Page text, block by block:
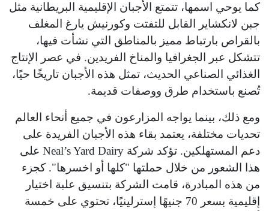
كما يوحي اسمها، تتمتع الأجبان الإقليمية البريطانية مثل
جبن لانكشاير القابل للتفتت وكورنيش يارغ المغلف
بالقراص بارتباط مميز بالمناطق التي نشأت فيها،
تتشكل عبر الجغرافيا والمناخ الفريدين. في عصر الإنتاج
الغذائي الصناعي الحديث، تمثل هذه الأجبان تاريخًا حيًا،
تُصنع باستخدام طرق ووصفات قديمة.
ومع ذلك، بينما يواجه المزارعون في جميع أنحاء العالم
تحديات مختلفة، يعتمد بقاء هذه الأجبان الفريدة على
دعم المستهلكين. تؤكد شركة Neal’s Yard Dairy على
هذا الشعور من خلال حملتها "كلها أو اخسرها". كجزء
من هذه المبادرة، قامت الشركة بتنسيق علبة اختيار
إقليمية بسعر 70 جنيهًا إسترلينيًا، تحتوي على خمسة